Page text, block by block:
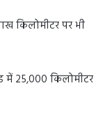
किलोमीटर पर भी
में 25,000 किलोमीटर